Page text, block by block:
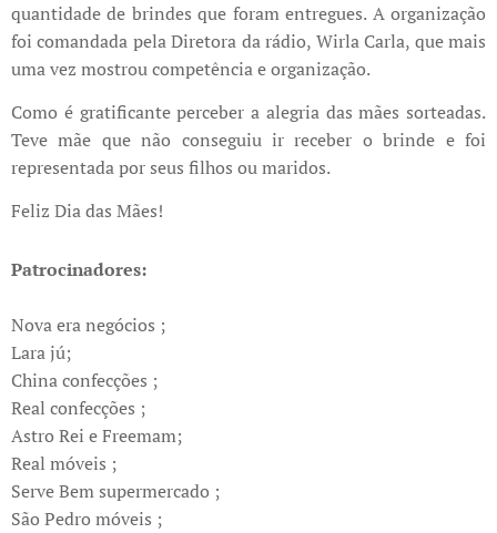
quantidade de brindes que foram entregues. A organização
foi comandada pela Diretora da rádio, Wirla Carla, que mais
uma vez mostrou competência e organização.
Como é gratificante perceber a alegria das mães sorteadas.
Teve mãe que não conseguiu ir receber o brinde e foi
representada por seus filhos ou maridos.
Feliz Dia das Mães!
Patrocinadores:
Nova era negócios ;
Lara jú;
China confecções ;
Real confecções ;
Astro Rei e Freemam;
Real móveis ;
Serve Bem supermercado ;
São Pedro móveis ;